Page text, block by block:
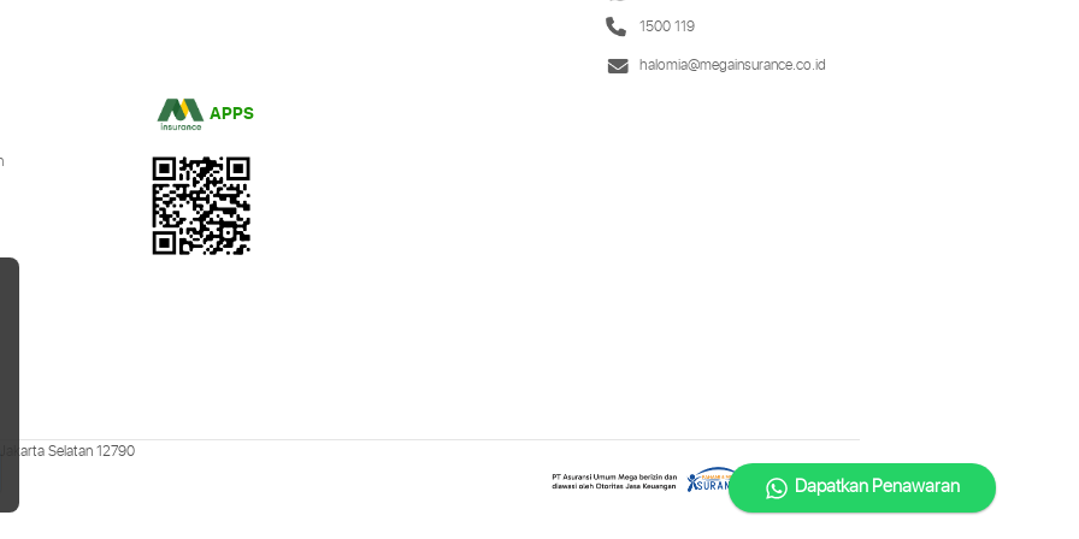
1500 119
halomia@megainsurance.co.id
APPS
Selatan 12790
Dapatkan Penawaran